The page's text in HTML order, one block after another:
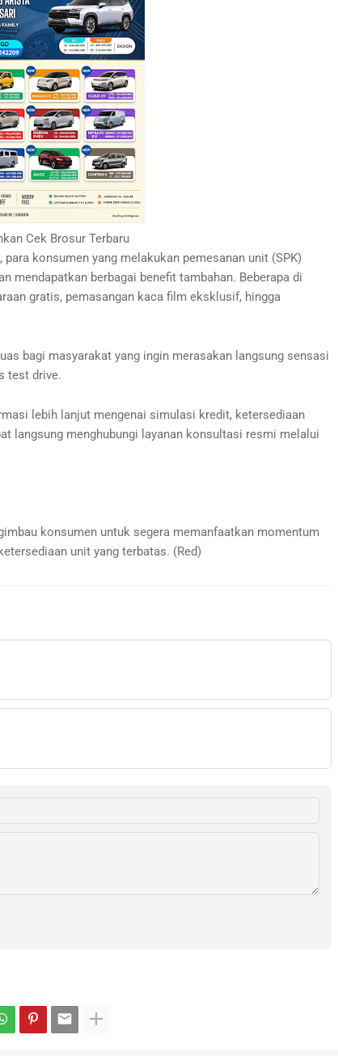
Cek Brosur Terbaru
konsumen yang melakukan pemesanan unit (SPK)
mendapatkan berbagai benefit tambahan. Beberapa di
gratis, pemasangan kaca film eksklusif, hingga
bagi masyarakat yang ingin merasakan langsung sensasi
test drive.
lebih lanjut mengenai simulasi kredit, ketersediaan
langsung menghubungi layanan konsultasi resmi melalui
konsumen untuk segera memanfaatkan momentum
unit yang terbatas. (Red)